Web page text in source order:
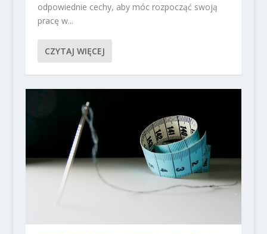
odpowiednie cechy, aby móc rozpocząć swoją
pracę w...
CZYTAJ WIĘCEJ